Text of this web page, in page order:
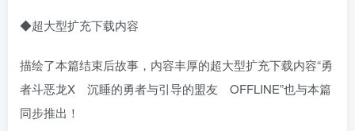
◆超大型扩充下载内容
描绘了本篇结束后故事，内容丰厚的超大型扩充下载内容“勇
者斗恶龙X 沉睡的勇者与引导的盟友 OFFLINE”也与本篇
同步推出！